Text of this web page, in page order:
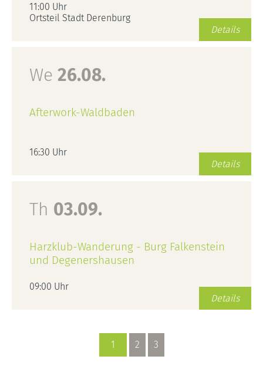
11:00 Uhr
Ortsteil Stadt Derenburg
Details
We 26.08.
Afterwork-Waldbaden
16:30 Uhr
Details
Th 03.09.
Harzklub-Wanderung - Burg Falkenstein
und Degenershausen
09:00 Uhr
Details
1 2 3